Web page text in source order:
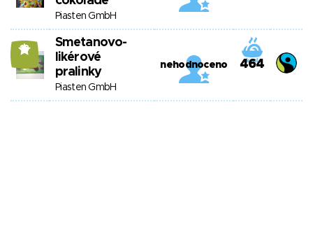
Piasten GmbH
13
Smetanovo-
likérové
pralinky
Piasten GmbH
nehodnoceno 464